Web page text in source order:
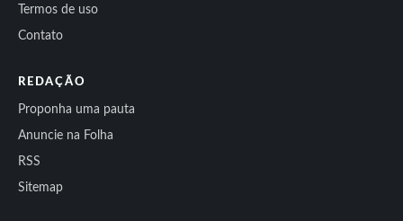
Termos de uso
Contato
REDAÇÃO
Proponha uma pauta
Anuncie na Folha
RSS
Sitemap